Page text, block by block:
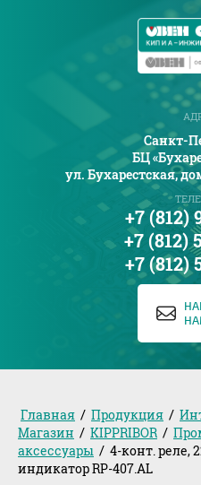
Санкт-
БЦ
ул. Бухарестская,
+7 (812)
+7 (812)
+7 (812)
Главная / Продукция /
Магазин / KIPPRIBOR /
аксессуары / 4-конт. реле,
индикатор RP-407.AL